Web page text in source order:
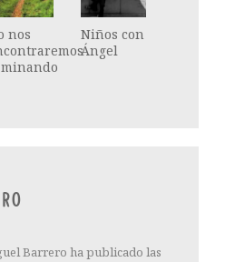
nos
Niños con
Ángel
Barrero ha publicado las